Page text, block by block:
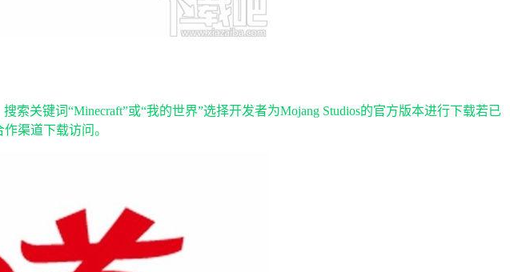
关键词“Minecraft”或“我的世界”选择开发者为Mojang Studios的官方版本进行下载若已
渠道下载访问。